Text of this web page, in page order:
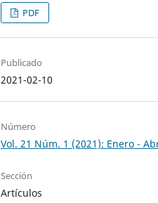
PDF
Publicado
2021-02-10
Número
Vol. 21 Núm. 1 (2021): Enero -
Sección
Artículos